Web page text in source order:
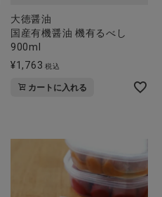
大徳醤油
国産有機醤油 機有るべし
900ml
¥1,763 税込
カートに入れる